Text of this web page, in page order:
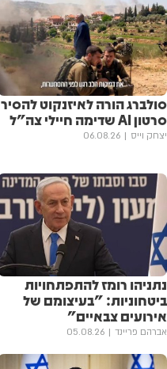
סולברג הורה לאיזנקוט להסיר
סרטון AI שדימה חיילי צה"ל
יצחק וייס 06.08.26
נתניהו רומז להתפתחויות
ביטחוניות: "בעיצומם של
אירועים צבאיים"
אברהם פריינד 05.08.26